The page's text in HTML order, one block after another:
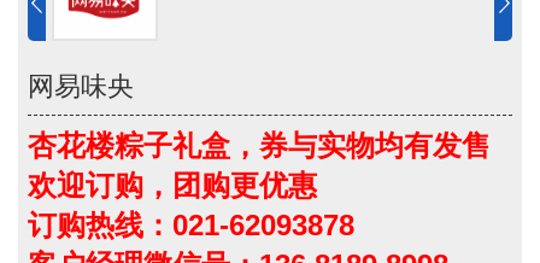
网易味央
杏花楼粽子礼盒，券与实物均有发售
欢迎订购，团购更优惠
订购热线：021-62093878